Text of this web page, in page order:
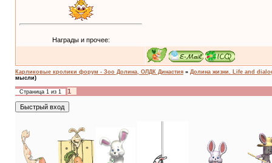
Награды и прочее:
Карликовые кролики форум - Зоо Долина, ОЛДК Династия » Долина жизни. Life and
мысли)
Страница 1 из 1 1